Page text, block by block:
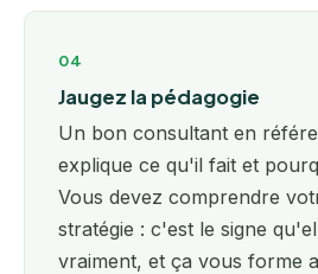
04
Jaugez la pédagogie
Un bon consultant en
explique ce qu'il fait et
Vous devez comprendre
stratégie : c'est le signe
vraiment, et ça vous forme